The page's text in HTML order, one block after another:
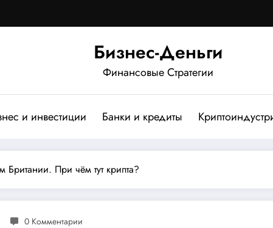
Бизнес-Деньги
Финансовые Стратегии
и инвестиции Банки и кредиты
Британии. При чём тут крипта?
0 Комментарии